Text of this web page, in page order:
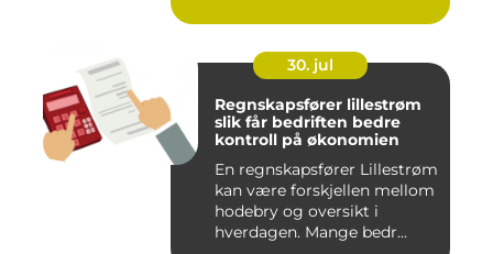
30. jul
Regnskapsfører lillestrøm
slik får bedriften bedre
kontroll på økonomien
En regnskapsfører Lillestrøm
kan være forskjellen mellom
hodebry og oversikt i
hverdagen. Mange bedr...